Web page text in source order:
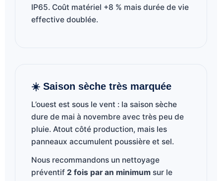
IP65. Coût matériel +8 % mais durée de vie
effective doublée.
☀️ Saison sèche très marquée
L’ouest est sous le vent : la saison sèche
dure de mai à novembre avec très peu de
pluie. Atout côté production, mais les
panneaux accumulent poussière et sel.
Nous recommandons un nettoyage
préventif 2 fois par an minimum sur le